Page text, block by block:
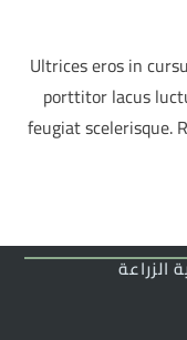
Ultrices eros in
porttitor lacus
feugiat scelerisque.
الزراعة